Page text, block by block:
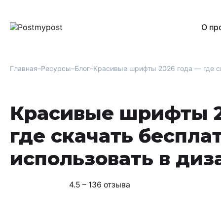
О
Главная Ресурсы Блог Красивые шрифты 2026 года — где
Красивые шрифты
где скачать
использовать в
4.5 – 136 отзыва